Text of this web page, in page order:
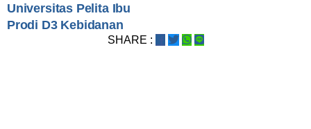
Universitas Pelita Ibu
Prodi D3 Kebidanan
SHARE :